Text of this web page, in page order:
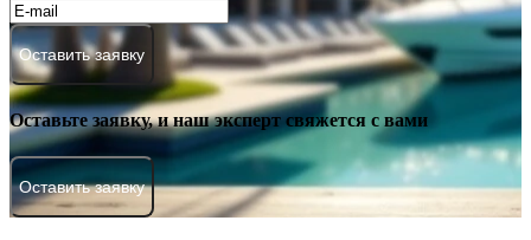
Оставить заявку
Оставьте заявку, и наш эксперт свяжется с вами
Оставить заявку